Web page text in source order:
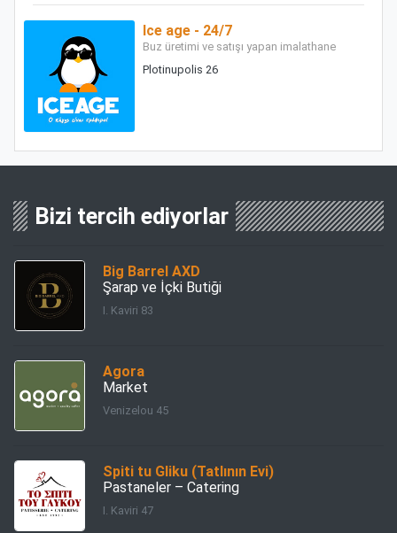
Ice age - 24/7
Buz üretimi ve satışı yapan imalathane
Plotinupolis 26
Bizi tercih ediyorlar
Big Barrel AXD
Şarap ve İçki Butiği
I. Kaviri 83
Agora
Market
Venizelou 45
Spiti tu Gliku (Tatlının Evi)
Pastaneler – Catering
I. Kaviri 47